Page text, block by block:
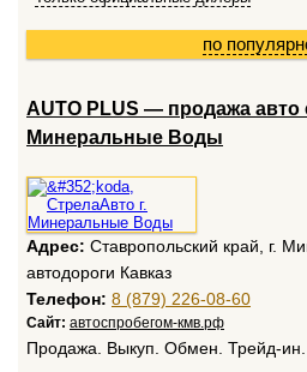
по
АUTO PLUS — продажа авто
Минеральные Воды
Адрес: Ставропольский край, г.
автодороги Кавказ
Телефон: 8 (879) 226-08-60
Сайт: автоспробегом-кмв.рф
Продажа. Выкуп. Обмен. Трейд-